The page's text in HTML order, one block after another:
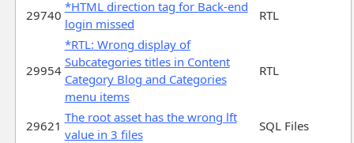
29740
*HTML direction tag for Back-end
login missed
RTL
29954
*RTL: Wrong display of
Subcategories titles in Content
Category Blog and Categories
menu items
RTL
29621
The root asset has the wrong lft
value in 3 files
SQL Files